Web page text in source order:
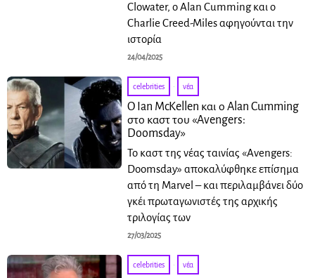
Clowater, ο Alan Cumming και ο
Charlie Creed-Miles αφηγούνται την
ιστορία
24/04/2025
celebrities · νέα
Ο Ian McKellen και ο Alan Cumming
στο καστ του «Avengers:
Doomsday»
Το καστ της νέας ταινίας «Avengers:
Doomsday» αποκαλύφθηκε επίσημα
από τη Marvel – και περιλαμβάνει δύο
γκέι πρωταγωνιστές της αρχικής
τριλογίας των
27/03/2025
celebrities · νέα